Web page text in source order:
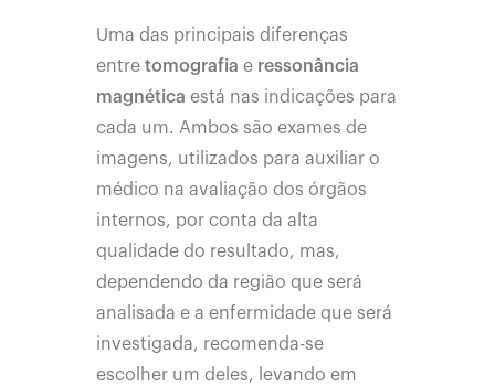
Uma das principais diferenças
entretomografia e ressonância
magnética está nas indicações para
cada um. Ambos são exames de
imagens, utilizados para auxiliar o
médico na avaliação dos órgãos
internos, por conta da alta
qualidade do resultado, mas,
dependendo da região que será
analisada e a enfermidade que será
investigada, recomenda-se
escolher um deles, levando em